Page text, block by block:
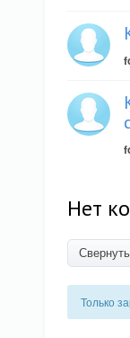
Нет
Только